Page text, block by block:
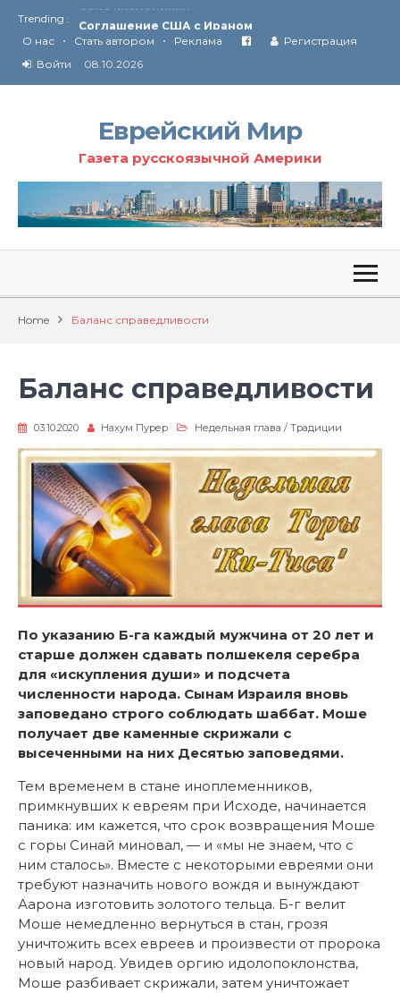
Trending :
Соглашение США с Ираном
Технология Революции в Иране
О нас • Стать автором • Реклама
Регистрация
Войти
08.10.2026
Еврейский Мир
Газета русскоязычной Америки
Home Баланс справедливости
Баланс справедливости
03.10.2020 Нахум Пурер Недельная глава / Традиции
По указанию Б-га каждый мужчина от 20 лет и
старше должен сдавать полшекеля серебра
для «искупления души» и подсчета
численности народа. Cынам Израиля вновь
заповедано строго соблюдать шаббат. Моше
получает две каменные скрижали с
высеченными на них Десятью заповедями.
Тем временем в стане иноплеменников,
примкнувших к евреям при Исходе, начинается
паника: им кажется, что срок возвращения Моше
с горы Синай миновал, — и «мы не знаем, что с
ним сталось». Вместе с некоторыми евреями они
требуют назначить нового вождя и вынуждают
Аарона изготовить золотого тельца. Б-г велит
Моше немедленно вернуться в стан, грозя
уничтожить всех евреев и произвести от пророка
новый народ. Увидев оргию идолопоклонства,
Моше разбивает скрижали, затем уничтожает